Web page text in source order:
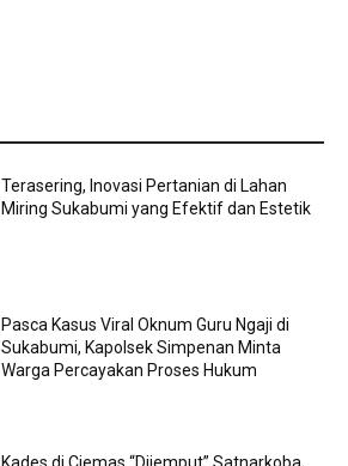
Terasering, Inovasi Pertanian di Lahan
Miring Sukabumi yang Efektif dan Estetik
Pasca Kasus Viral Oknum Guru Ngaji di
Sukabumi, Kapolsek Simpenan Minta
Warga Percayakan Proses Hukum